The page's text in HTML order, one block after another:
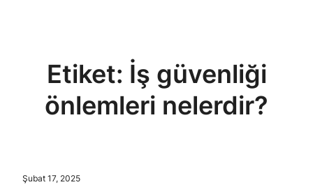
Etiket: İş güvenliği
önlemleri nelerdir?
Şubat 17, 2025